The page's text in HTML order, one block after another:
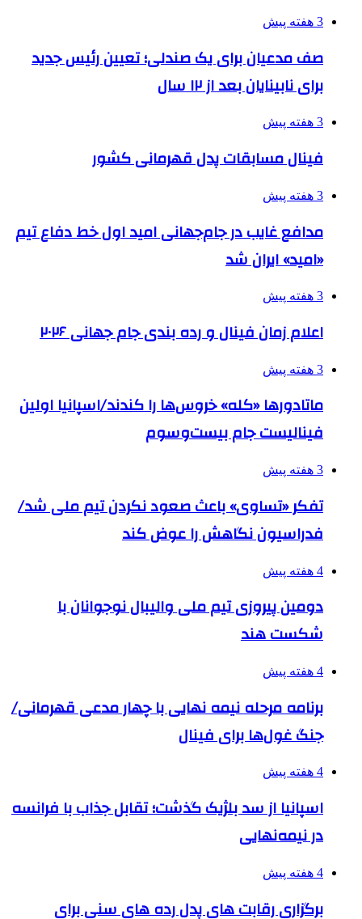
3 هفته پیش
صف مدعیان برای یک صندلی؛ تعیین رئیس جدید
برای نابینایان بعد از ۱۲ سال
3 هفته پیش
فینال مسابقات پدل قهرمانی کشور
3 هفته پیش
مدافع غایب در جام‌جهانی امید اول خط دفاع تیم
«امید» ایران شد
3 هفته پیش
اعلام زمان فینال و رده بندی جام جهانی ۲۰۲۶
3 هفته پیش
ماتادورها «کله» خروس‌ها را کندند/اسپانیا اولین
فینالیست جام بیست‌وسوم
3 هفته پیش
تفکر «تساوی» باعث صعود نکردن تیم ملی شد/
فدراسیون نگاهش را عوض کند
4 هفته پیش
دومین پیروزی تیم ملی والیبال نوجوانان با
شکست هند
4 هفته پیش
برنامه مرحله نیمه نهایی با چهار مدعی قهرمانی/
جنگ غول‌ها برای فینال
4 هفته پیش
اسپانیا از سد بلژیک گذشت؛ تقابل جذاب با فرانسه
در نیمه‌نهایی
4 هفته پیش
برگزاری رقابت های پدل رده های سنی برای